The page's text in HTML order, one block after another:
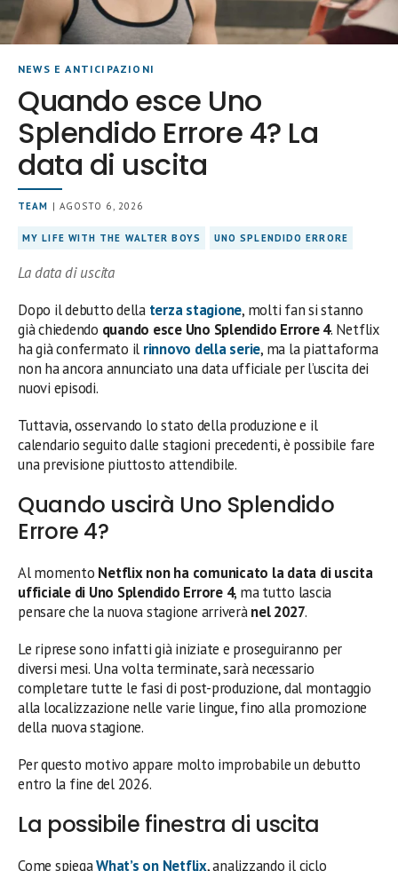
NEWS E ANTICIPAZIONI
Quando esce Uno
Splendido Errore 4? La
data di uscita
TEAM | AGOSTO 6, 2026
MY LIFE WITH THE WALTER BOYS UNO SPLENDIDO ERRORE
La data di uscita
Dopo il debutto della terza stagione, molti fan si stanno
già chiedendo quando esce Uno Splendido Errore 4. Netflix
ha già confermato il rinnovo della serie, ma la piattaforma
non ha ancora annunciato una data ufficiale per l’uscita dei
nuovi episodi.
Tuttavia, osservando lo stato della produzione e il
calendario seguito dalle stagioni precedenti, è possibile fare
una previsione piuttosto attendibile.
Quando uscirà Uno Splendido
Errore 4?
Al momento Netflix non ha comunicato la data di uscita
ufficiale di Uno Splendido Errore 4, ma tutto lascia
pensare che la nuova stagione arriverànel 2027.
Le riprese sono infatti già iniziate e proseguiranno per
diversi mesi. Una volta terminate, sarà necessario
completare tutte le fasi di post-produzione, dal montaggio
alla localizzazione nelle varie lingue, fino alla promozione
della nuova stagione.
Per questo motivo appare molto improbabile un debutto
entro la fine del 2026.
La possibile finestra di uscita
Come spiegaWhat’s on Netflix, analizzando il ciclo